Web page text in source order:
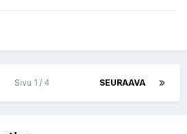
SEURAAVA
Sivu 1 / 4